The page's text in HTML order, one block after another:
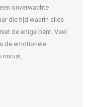
onverwachte
die tijd waarin alles
de enige bent. Veel
de emotionele
onrust,